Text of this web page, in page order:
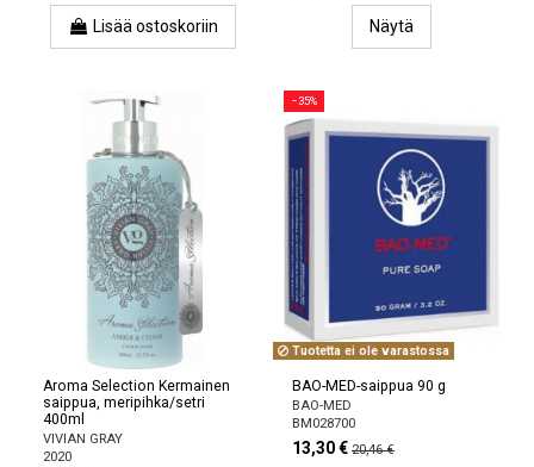
Lisää ostoskoriin
Näytä
Aroma Selection Kermainen
saippua, meripihka/setri
400ml
VIVIAN GRAY
2020
−35%
Tuotetta ei ole varastossa
BAO-MED-saippua 90 g
BAO-MED
BM028700
13,30 € 20,46 €